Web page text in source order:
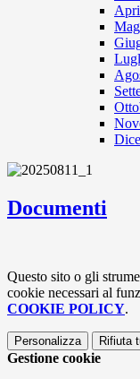
Documenti
Questo sito o gli
cookie necessari al
COOKIE POLICY.
Personalizza Rifiuta
Gestione cookie